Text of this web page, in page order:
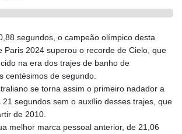
segundos, o campeão olímpico desta
Paris 2024 superou o recorde de Cielo, que
na era dos trajes de banho de
centésimos de segundo.
se torna assim o primeiro nadador a
21 segundos sem o auxílio desses trajes, que
de 2010.
melhor marca pessoal anterior, de 21,06